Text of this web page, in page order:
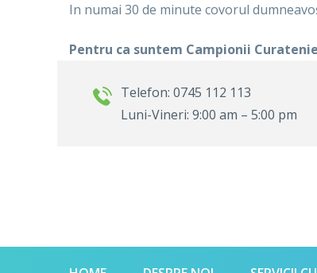
In numai 30 de minute covorul
Pentru ca suntem Campionii
Telefon: 0745 112 113
Luni-Vineri: 9:00 am – 5:00 pm